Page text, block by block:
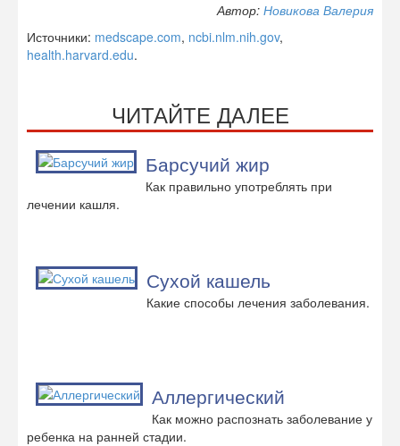
Автор: Новикова Валерия
Источники: medscape.com, ncbi.nlm.nih.gov,
health.harvard.edu.
ЧИТАЙТЕ ДАЛЕЕ
Барсучий жир
Как правильно употреблять при
лечении кашля.
Сухой кашель
Какие способы лечения заболевания.
Аллергический
Как можно распознать заболевание у
ребенка на ранней стадии.